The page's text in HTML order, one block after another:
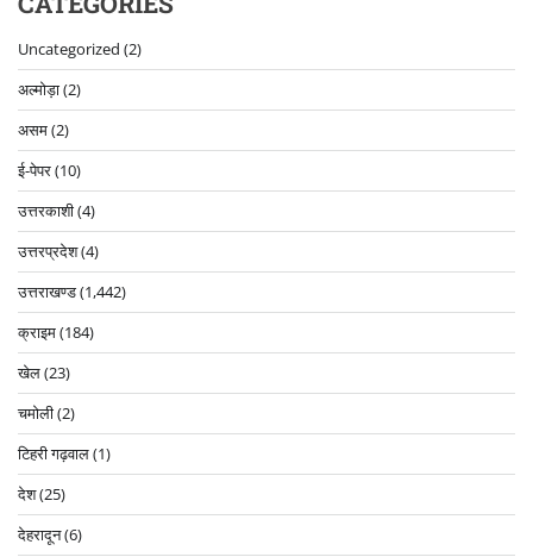
Uncategorized (2)
अल्मोड़ा(2)
असम(2)
ई-पेपर(10)
उत्तरकाशी(4)
उत्तरप्रदेश(4)
उत्तराखण्ड(1,442)
क्राइम(184)
खेल(23)
चमोली(2)
टिहरी गढ़वाल(1)
देश(25)
देहरादून(6)